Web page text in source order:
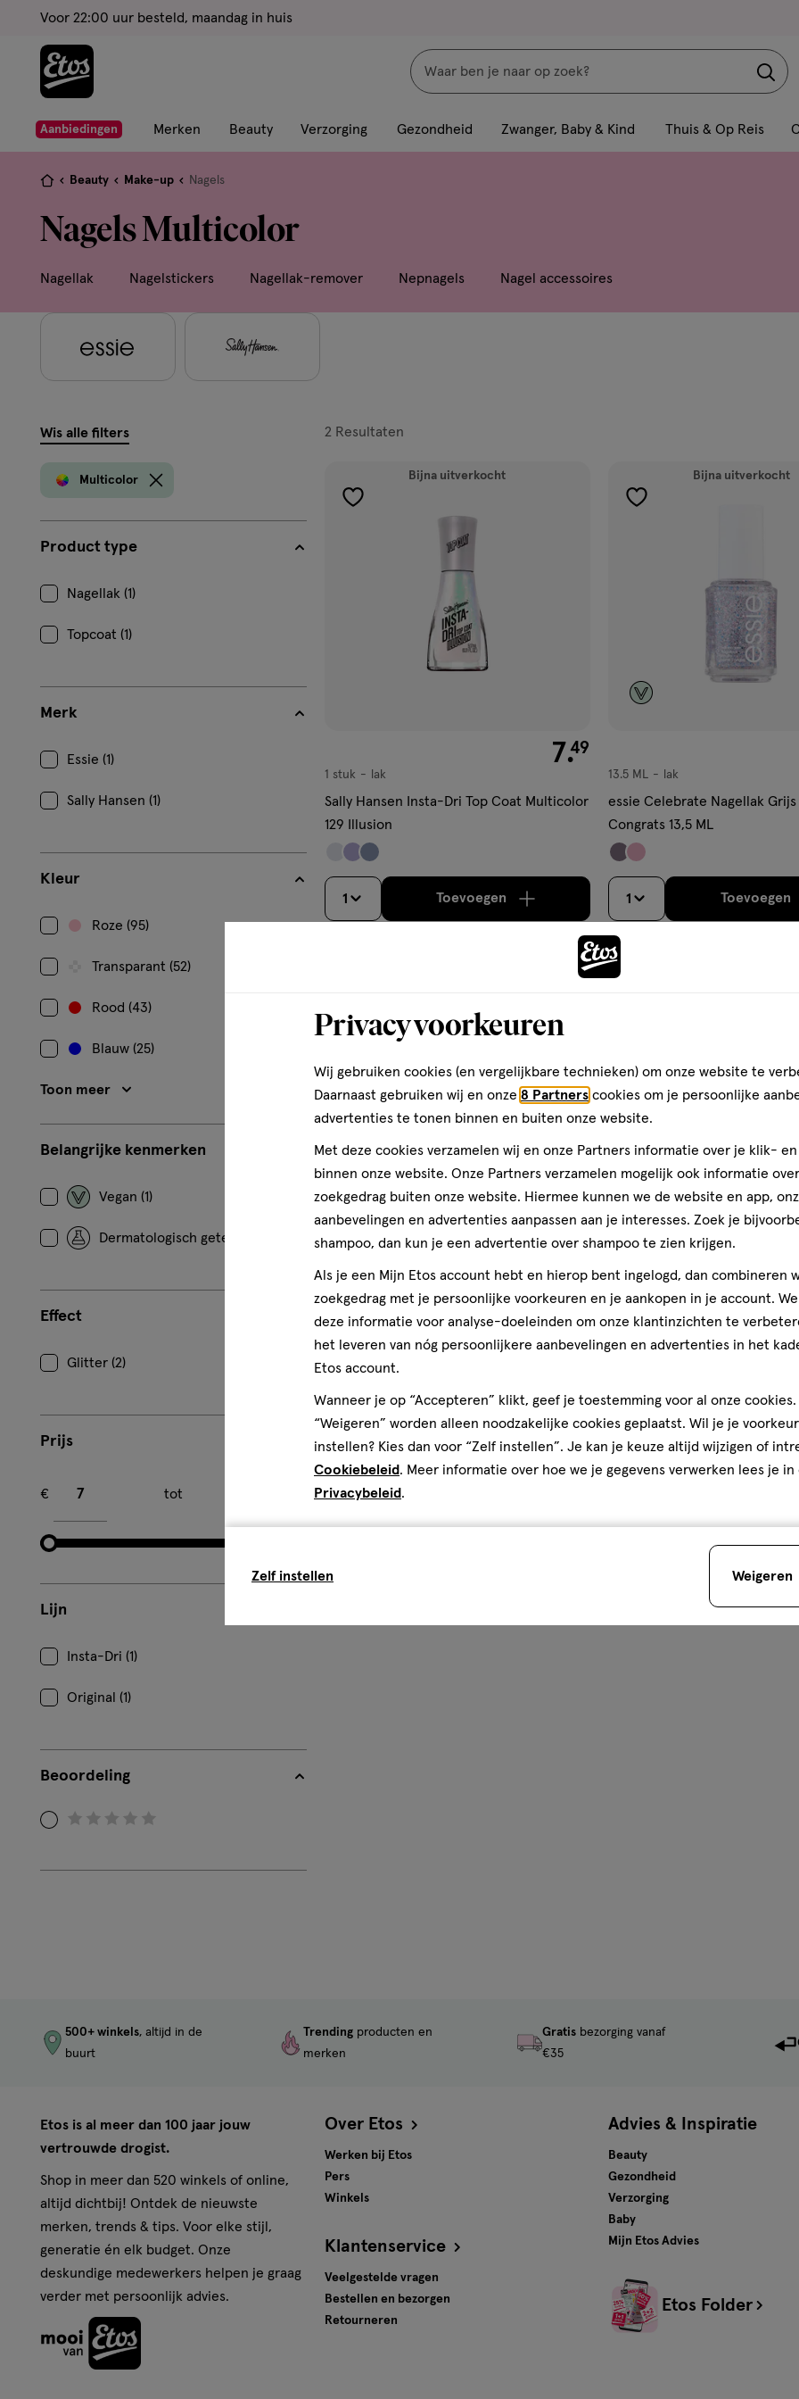
ga
de
hoofd
ga
naar
de
ga
naar
footer
Voor 22:00 uur besteld, maandag in huis
Zoeken
met
dit
met
geavanceerde
Aanbiedingen Merken Beauty Verzorging Gezondheid Zwanger, Baby & Kind Thuis & Op Reis
Je
hier:
Beauty Make-up Nagels
Nagels Multicolor
Nagellak Nagelstickers Nagellak-remover Nepnagels Nagel accessoires
filters
Wis alle filters
Multicolor
Product type
Nagellak (1)
Topcoat (1)
Merk
Essie (1)
Sally Hansen (1)
Kleur
Roze (95)
Transparant (52)
Rood (43)
Blauw (25)
Toon meer
Belangrijke kenmerken
Vegan (1)
Dermatologisch getest (1)
Effect
Glitter (2)
Prijs
€
tot
Lijn
Insta-Dri (1)
Original (1)
Beoordeling
2 Resultaten
producten
Bijna uitverkocht
toevoegen
€ 7.49
7.49
lak
1 stuk lak
Sally Hansen Insta-Dri Top Coat Multicolor
129 Illusion
1 Toevoegenverhoog aantal met één, Bijna uitverkocht!Er
Bijna uitverkocht
toevoegen
lak
13.5 ML lak
essie Celebrate Nagellak Grijs
Congrats 13,5 ML
1 Toevoegen
bezorging vanaf €35
500+ winkels, altijd in de
buurt
Trending producten en
merken
Gratisbezorging vanaf
€35
Etos is al meer dan 100 jaar jouw
vertrouwde drogist.
Shop in meer dan 520 winkels of online,
altijd dichtbij! Ontdek de nieuwste
merken, trends & tips. Voor elke stijl,
generatie én elk budget. Onze
deskundige medewerkers helpen je graag
verder met persoonlijk advies.
Over Etos
Werken bij Etos
Pers
Winkels
Klantenservice
Veelgestelde vragen
Bestellen en bezorgen
Retourneren
Advies & Inspiratie
Beauty
Gezondheid
Verzorging
Baby
Mijn Etos Advies
Etos Folder
Privacy voorkeuren
Wij gebruiken cookies (en vergelijkbare technieken) om onze website te
Daarnaast gebruiken wij en onze 8 Partners cookies om je persoonlijke
advertenties te tonen binnen en buiten onze website.
Met deze cookies verzamelen wij en onze Partners informatie over je klik-
binnen onze website. Onze Partners verzamelen mogelijk ook informatie
zoekgedrag buiten onze website. Hiermee kunnen we de website en app,
aanbevelingen en advertenties aanpassen aan je interesses. Zoek je
shampoo, dan kun je een advertentie over shampoo te zien krijgen.
Als je een Mijn Etos account hebt en hierop bent ingelogd, dan combineren
zoekgedrag met je persoonlijke voorkeuren en je aankopen in je account.
deze informatie voor analyse-doeleinden om onze klantinzichten te
het leveren van nóg persoonlijkere aanbevelingen en advertenties in het
Etos account.
Wanneer je op “Accepteren” klikt, geef je toestemming voor al onze cookies.
“Weigeren” worden alleen noodzakelijke cookies geplaatst. Wil je je
instellen? Kies dan voor “Zelf instellen”. Je kan je keuze altijd wijzigen of
Cookiebeleid. Meer informatie over hoe we je gegevens verwerken lees je in
Privacybeleid.
Zelf instellen Weigeren